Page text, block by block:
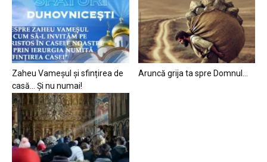
Zaheu Vameșul și sfințirea de
casă… Și nu numai!
Aruncă grija ta spre Domnul…